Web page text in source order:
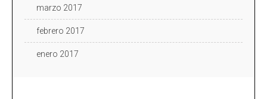
marzo 2017
febrero 2017
enero 2017